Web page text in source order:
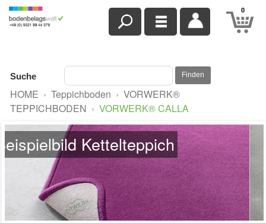
0
Suche Finden
HOME › Teppichboden › VORWERK®
TEPPICHBODEN › VORWERK® CALLA